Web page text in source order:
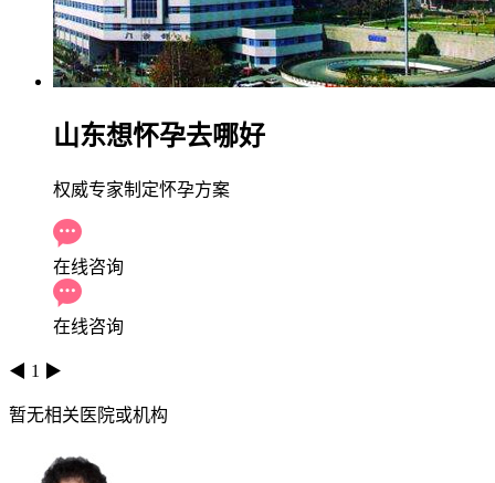
山东想怀孕去哪好
权威专家制定怀孕方案
在线咨询
在线咨询
◀ 1 ▶
暂无相关医院或机构